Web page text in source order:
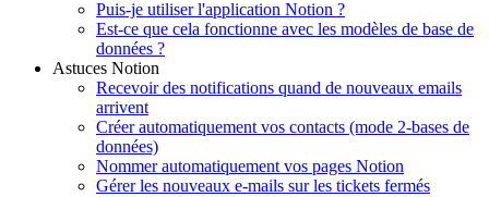
Puis-je utiliser l'application Notion ?
Est-ce que cela fonctionne avec les modèles de base de
données ?
Astuces Notion
Recevoir des notifications quand de nouveaux emails
arrivent
Créer automatiquement vos contacts (mode 2-bases de
données)
Nommer automatiquement vos pages Notion
Gérer les nouveaux e-mails sur les tickets fermés